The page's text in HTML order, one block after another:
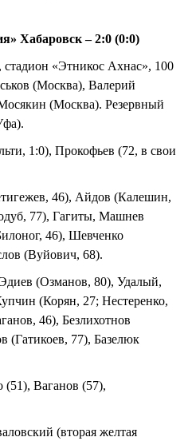
Хабаровск – 2:0 (0:0)
«Этникос Ахнас», 100
(Москва), Валерий
(Москва). Резервный
1:0), Прокофьев (72, в свои
46), Айдов (Калешин,
77), Гагиты, Машнев
46), Шевченко
(Вуйович, 68).
(Озманов, 80), Удалый,
(Корян, 27; Нестеренко,
46), Безлихотнов
(Гатикоев, 77), Базелюк
(51), Ваганов (57),
(вторая желтая